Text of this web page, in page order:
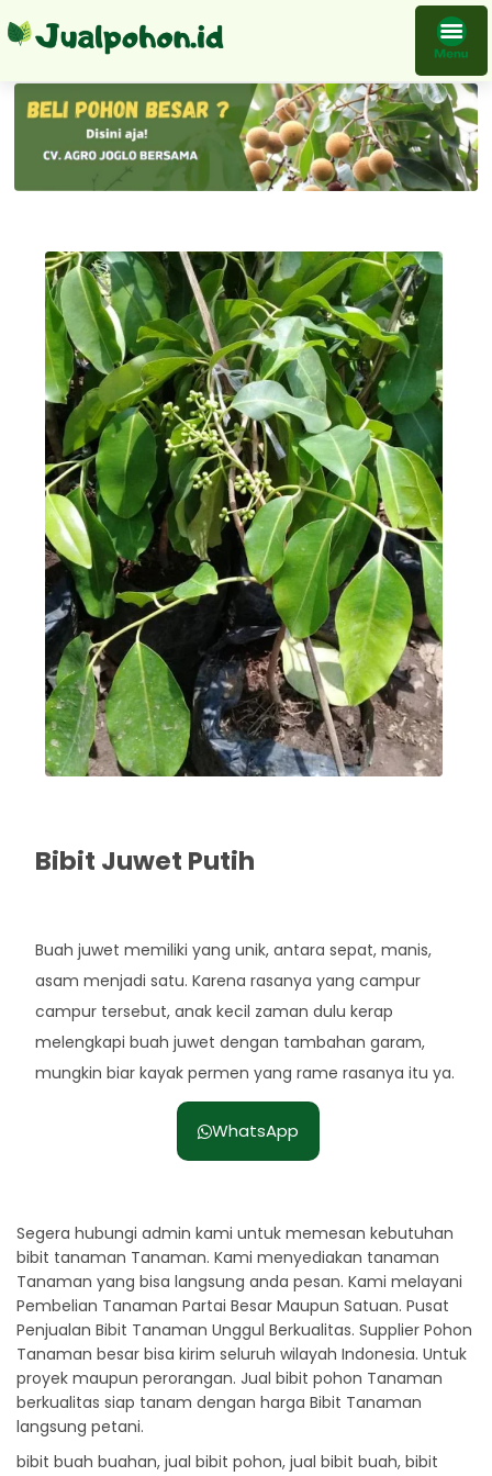
Tanaman Buah Juwet Putih Bibit Pohon Okulasi Bisa Untuk Tabulampot Taman Pelayanan Terbaik
Bibit Juwet Putih
Buah juwet memiliki yang unik, antara sepat, manis,
asam menjadi satu. Karena rasanya yang campur
campur tersebut, anak kecil zaman dulu kerap
melengkapi buah juwet dengan tambahan garam,
mungkin biar kayak permen yang rame rasanya itu ya.
WhatsApp
Segera hubungi admin kami untuk memesan kebutuhan
bibit tanaman Tanaman. Kami menyediakan tanaman
Tanaman yang bisa langsung anda pesan. Kami melayani
Pembelian Tanaman Partai Besar Maupun Satuan. Pusat
Penjualan Bibit Tanaman Unggul Berkualitas. Supplier Pohon
Tanaman besar bisa kirim seluruh wilayah Indonesia. Untuk
proyek maupun perorangan. Jual bibit pohon Tanaman
berkualitas siap tanam dengan harga Bibit Tanaman
langsung petani.
bibit buah buahan, jual bibit pohon, jual bibit buah, bibit